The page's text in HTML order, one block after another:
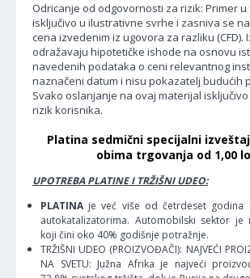
Odricanje od odgovornosti za rizik: Primer
isključivo u ilustrativne svrhe i zasniva se
cena izvedenim iz ugovora za razliku (CFD).
odražavaju hipotetičke ishode na osnovu
navedenih podataka o ceni relevantnog
naznačeni datum i nisu pokazatelj budućih
Svako oslanjanje na ovaj materijal
rizik korisnika.
Platina sedmični specijalni
obima trgovanja od 1,00
UPOTREBA PLATINE I TRŽIŠNI UDEO:
PLATINA je već više od četrdeset godina
autokatalizatorima. Automobilski sektor je
koji čini oko 40% godišnje potražnje.
TRŽIŠNI UDEO (PROIZVOĐAČI): NAJVEĆI
NA SVETU: Južna Afrika je najveći